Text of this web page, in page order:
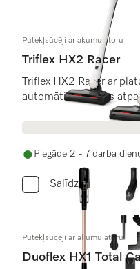
Putekļsūcēji ar akumulatoru
Triflex HX2 Racer
Triflex HX2 Racer ar
automātisku grīdas
Piegāde 2 - 7 darba
Salīdzini
Putekļsūcēji ar akumulatoru
Duoflex HX1 Total